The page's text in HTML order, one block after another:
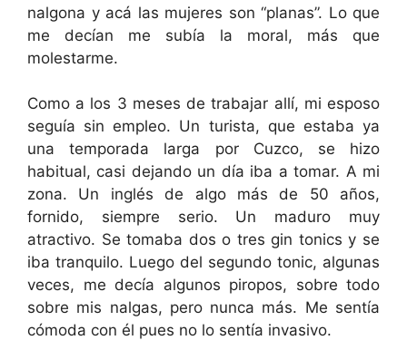
nalgona y acá las mujeres son “planas”. Lo que
me decían me subía la moral, más que
molestarme.
Como a los 3 meses de trabajar allí, mi esposo
seguía sin empleo. Un turista, que estaba ya
una temporada larga por Cuzco, se hizo
habitual, casi dejando un día iba a tomar. A mi
zona. Un inglés de algo más de 50 años,
fornido, siempre serio. Un maduro muy
atractivo. Se tomaba dos o tres gin tonics y se
iba tranquilo. Luego del segundo tonic, algunas
veces, me decía algunos piropos, sobre todo
sobre mis nalgas, pero nunca más. Me sentía
cómoda con él pues no lo sentía invasivo.